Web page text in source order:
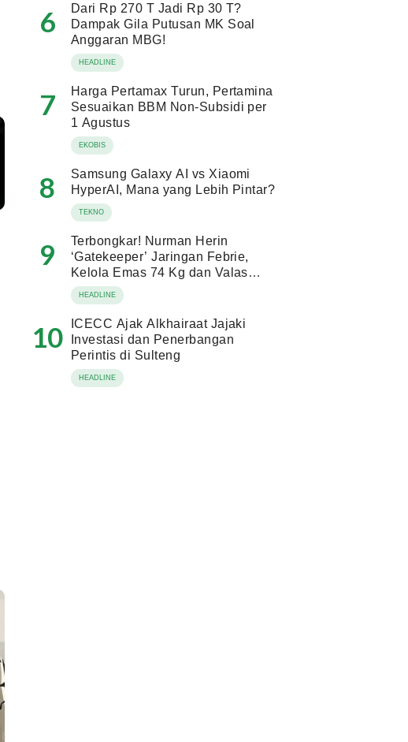
6
Dari Rp 270 T Jadi Rp 30 T?
Dampak Gila Putusan MK Soal
Anggaran MBG!
HEADLINE
7
Harga Pertamax Turun, Pertamina
Sesuaikan BBM Non-Subsidi per
1 Agustus
EKOBIS
8
Samsung Galaxy AI vs Xiaomi
HyperAI, Mana yang Lebih Pintar?
TEKNO
9
Terbongkar! Nurman Herin
‘Gatekeeper’ Jaringan Febrie,
Kelola Emas 74 Kg dan Valas
Ratusan Miliar!
HEADLINE
10
ICECC Ajak Alkhairaat Jajaki
Investasi dan Penerbangan
Perintis di Sulteng
HEADLINE